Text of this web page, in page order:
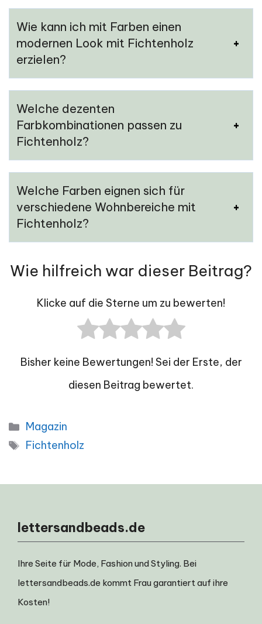
Wie kann ich mit Farben einen
modernen Look mit Fichtenholz
erzielen?
Welche dezenten
Farbkombinationen passen zu
Fichtenholz?
Welche Farben eignen sich für
verschiedene Wohnbereiche mit
Fichtenholz?
Wie hilfreich war dieser Beitrag?
Klicke auf die Sterne um zu bewerten!
Bisher keine Bewertungen! Sei der Erste, der
diesen Beitrag bewertet.
Kategorien
Magazin
Schlagwörter
Fichtenholz
lettersandbeads.de
Ihre Seite für Mode, Fashion und Styling. Bei
lettersandbeads.de kommt Frau garantiert auf ihre
Kosten!